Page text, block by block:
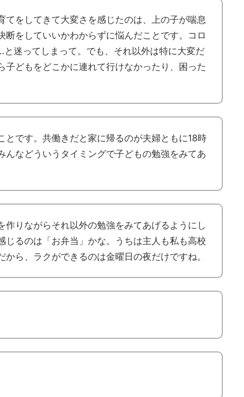
をしてきて大変さを感じたのは、上の子が喘息
をしていいかわからずに悩んだことです。コロ
迷ってしまって。でも、それ以外は特に大変だ
どもをどこかに連れて行けなかったり、困った
です。共働きだと家に帰るのが夫婦ともに18時
などういうタイミングで子どもの勉強をみてあ
りながらそれ以外の勉強をみてあげるようにし
るのは「お弁当」かな。うちは主人も私も高校
ら、ラクができるのは金曜日の夜だけですね。